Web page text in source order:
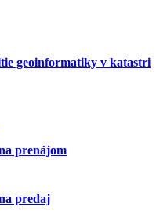
geoinformatiky v katastri
prenájom
predaj